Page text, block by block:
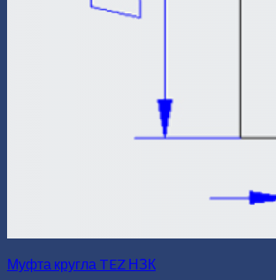
Муфта кругла TEZ НЗК